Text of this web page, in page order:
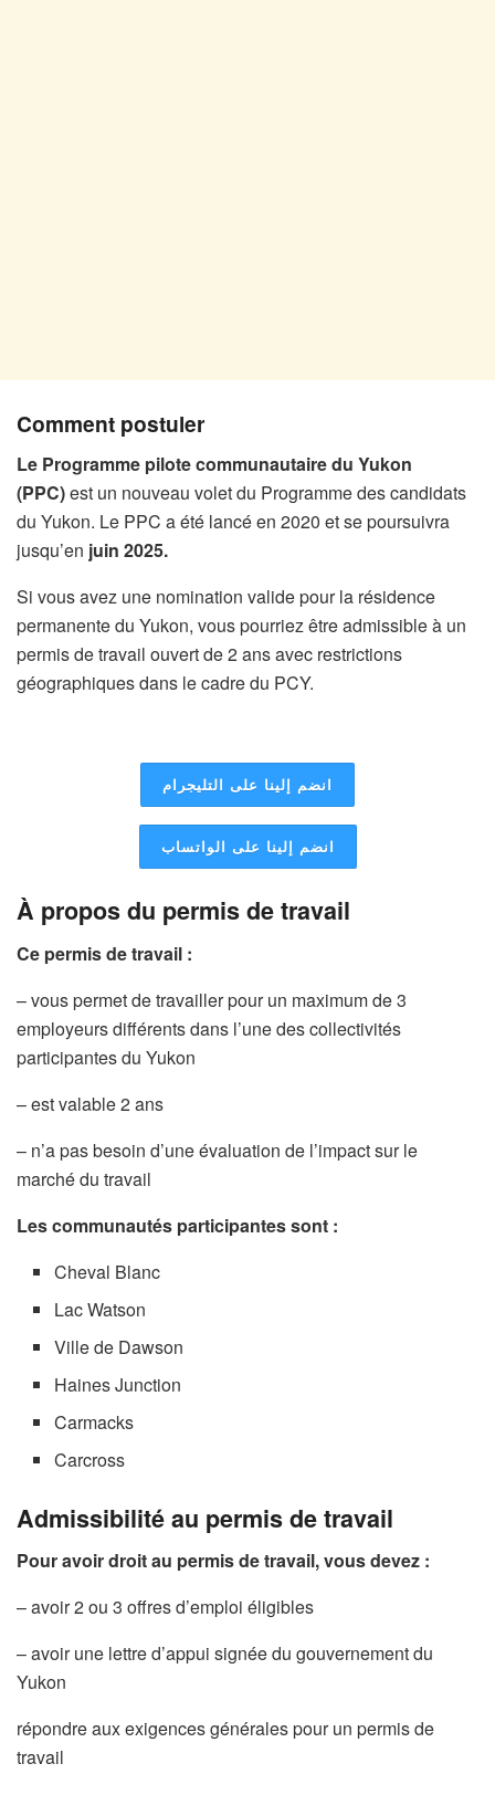
Comment postuler
Le Programme pilote communautaire du Yukon
(PPC)est un nouveau volet du Programme des candidats
du Yukon. Le PPC a été lancé en 2020 et se poursuivra
jusqu’en juin 2025.
Si vous avez une nomination valide pour la résidence
permanente du Yukon, vous pourriez être admissible à un
permis de travail ouvert de 2 ans avec restrictions
géographiques dans le cadre du PCY.
انضم إلينا على التليجرام
انضم إلينا على الواتساب
À propos du permis de travail
Ce permis de travail :
– vous permet de travailler pour un maximum de 3
employeurs différents dans l’une des collectivités
participantes du Yukon
– est valable 2 ans
– n’a pas besoin d’une évaluation de l’impact sur le
marché du travail
Les communautés participantes sont :
Cheval Blanc
Lac Watson
Ville de Dawson
Haines Junction
Carmacks
Carcross
Admissibilité au permis de travail
Pour avoir droit au permis de travail, vous devez :
– avoir 2 ou 3 offres d’emploi éligibles
– avoir une lettre d’appui signée du gouvernement du
Yukon
répondre aux exigences générales pour un permis de
travail